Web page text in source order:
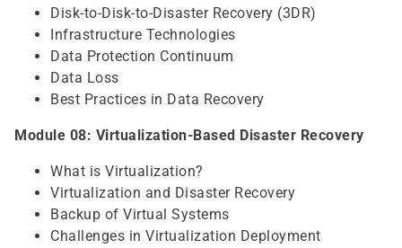
Disk-to-Disk-to-Disaster Recovery (3DR)
Infrastructure Technologies
Data Protection Continuum
Data Loss
Best Practices in Data Recovery
Module 08: Virtualization-Based Disaster Recovery
What is Virtualization?
Virtualization and Disaster Recovery
Backup of Virtual Systems
Challenges in Virtualization Deployment